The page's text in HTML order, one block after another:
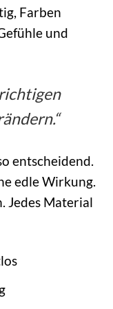
Farben
und
entscheidend.
edle Wirkung.
Jedes Material